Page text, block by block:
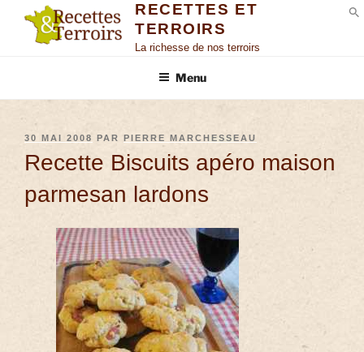
RECETTES ET
TERROIRS
La richesse de nos terroirs
Menu
30 MAI 2008 PAR PIERRE MARCHESSEAU
Recette Biscuits apéro maison
parmesan lardons